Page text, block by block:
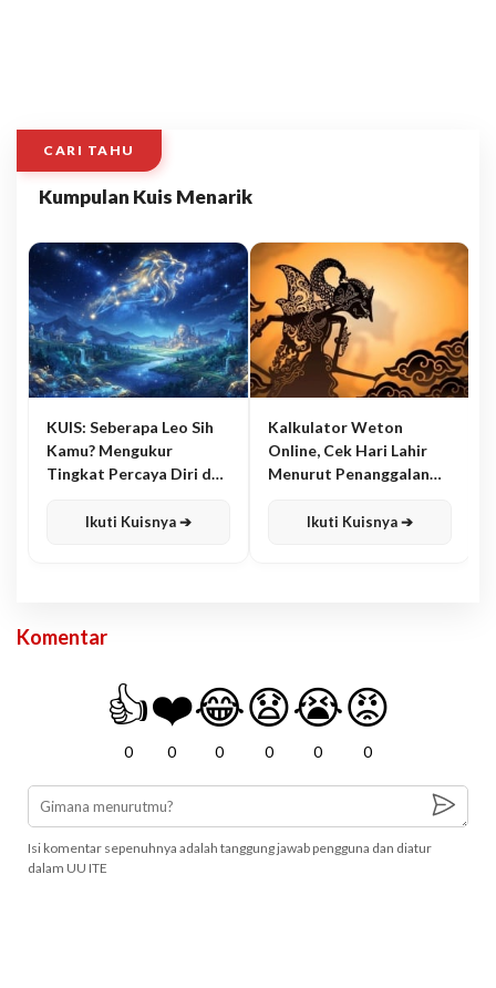
CARI TAHU
Kumpulan Kuis Menarik
KUIS: Seberapa Leo Sih
Kamu? Mengukur
Tingkat Percaya Diri dan
Ikuti Kuisnya ➔
Kalkulator Weton
Online, Cek Hari Lahir
Menurut Penanggalan
Ikuti Kuisnya ➔
Komentar
👍
0
❤️
0
😂
0
😧
0
😭
0
😡
0
Isi komentar sepenuhnya adalah tanggung jawab pengguna dan diatur
dalam UU ITE